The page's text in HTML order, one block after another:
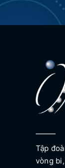
Tập
vòng